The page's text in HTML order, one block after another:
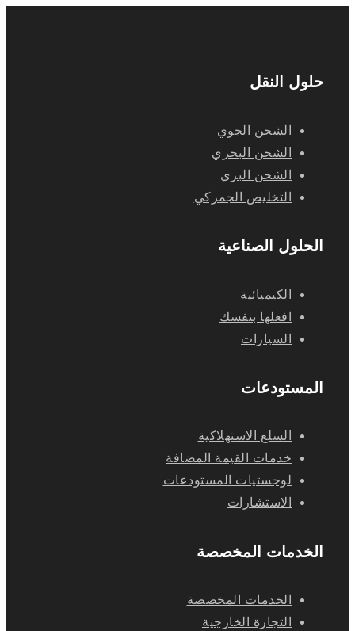
حلول النقل
الشحن الجوي
الشحن البحري
الشحن البري
التخليص الجمركي
الحلول الصناعية
الكيميائية
افعلها بنفسك
السيارات
المستودعات
السلع الاستهلاكية
خدمات القيمة المضافة
لوجستيات المستودعات
الاستشارات
الخدمات المخصصة
الخدمات المخصصة
التجارة الخارجية